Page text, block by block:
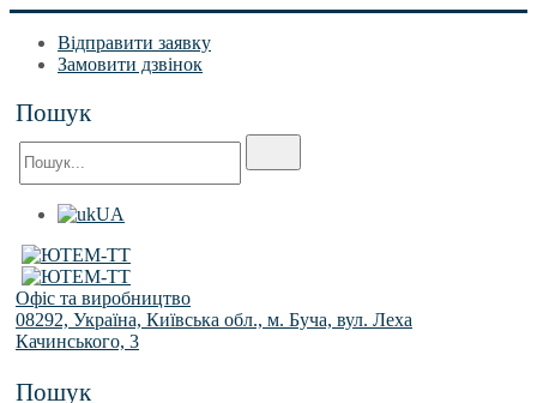
Відправити заявку
Замовити дзвінок
Пошук
UA
Офіс та виробництво
08292, Україна, Київська обл., м. Буча, вул. Леха
Качинського, 3
Пошук